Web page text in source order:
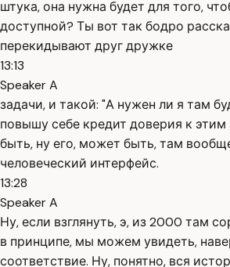
штука, она нужна будет для того,
доступной? Ты вот так бодро
перекидывают друг дружке
13:13
Speaker A
задачи, и такой: "А нужен ли я там
повышу себе кредит доверия к
быть, ну его, может быть, там
человеческий интерфейс.
13:28
Speaker A
Ну, если взглянуть, э, из 2000 там
в принципе, мы можем увидеть,
соответствие. Ну, понятно, вся